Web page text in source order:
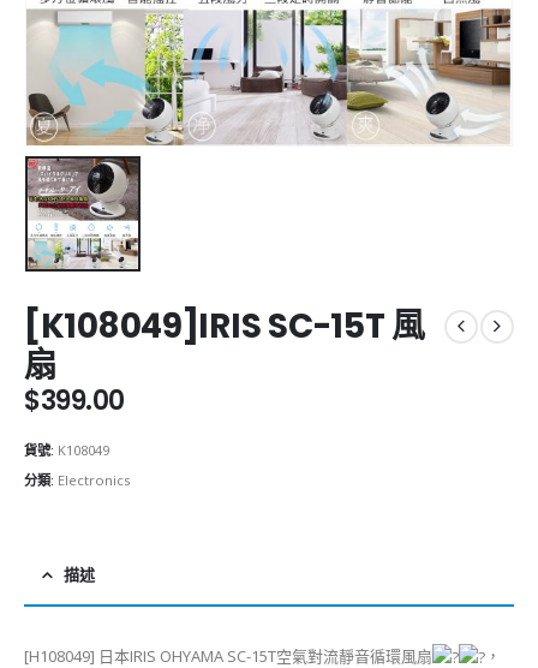
[K108049]IRIS SC-15T 風
扇
$399.00
貨號: K108049
分類: Electronics
描述
[H108049] 日本IRIS OHYAMA SC-15T空氣對流靜音循環風扇
，